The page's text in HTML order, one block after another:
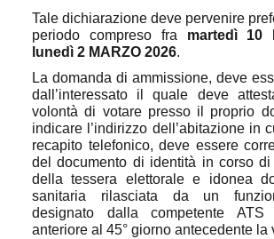
Tale dichiarazione deve pervenire
periodo compreso fra martedì 10
lunedì 2 MARZO 2026.
La domanda di ammissione, deve
dall’interessato il quale deve
volontà di votare presso il proprio
indicare l’indirizzo dell’abitazione in
recapito telefonico, deve essere
del documento di identità in corso
della tessera elettorale e idonea
sanitaria rilasciata da un
designato dalla competente
anteriore al 45° giorno antecedente la